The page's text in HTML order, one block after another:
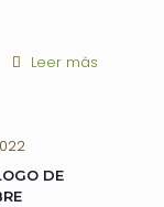
Leer más
DE